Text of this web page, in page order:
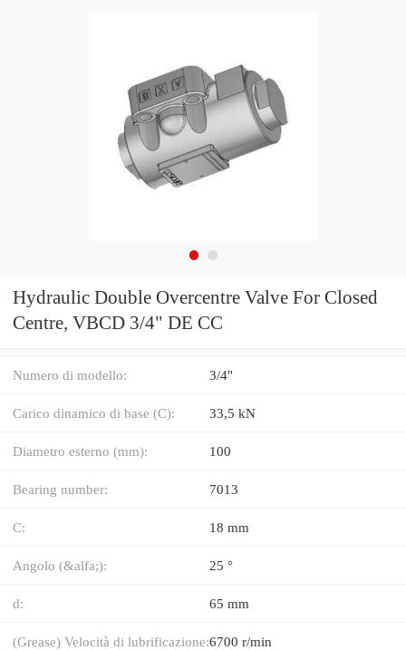
Hydraulic Double Overcentre Valve For Closed
Centre, VBCD 3/4" DE CC
Numero di modello: 3/4"
Carico dinamico di base (C): 33,5 kN
Diametro esterno (mm): 100
Bearing number: 7013
C: 18 mm
Angolo (&alfa;): 25 °
d: 65 mm
(Grease) Velocità di lubrificazione:6700 r/min